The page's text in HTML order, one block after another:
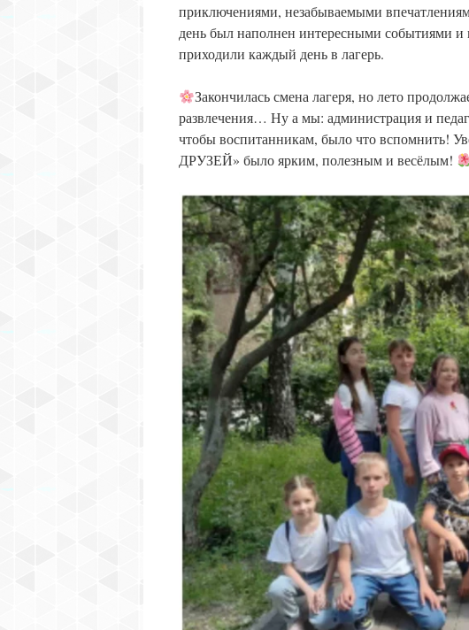
приключениями, незабываемыми
день был наполнен интересными событиями
приходили каждый день в лагерь.
Закончилась смена лагеря, но лето
развлечения… Ну а мы: администрация и
чтобы воспитанникам, было что вспомнить!
ДРУЗЕЙ» было ярким, полезным и весёлым!